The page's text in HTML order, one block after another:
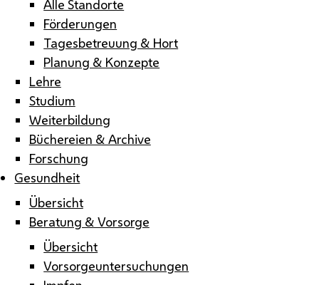
Alle Standorte
Förderungen
Tagesbetreuung & Hort
Planung & Konzepte
Lehre
Studium
Weiterbildung
Büchereien & Archive
Forschung
Gesundheit
Übersicht
Beratung & Vorsorge
Übersicht
Vorsorgeuntersuchungen